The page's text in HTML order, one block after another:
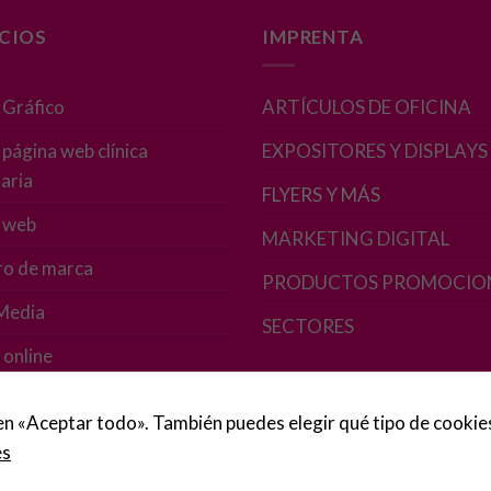
web clínica
de marca
IMPRENTA
ARTÍCULOS DE OFICINA
EXPOSITORES Y DISPLAYS
FLYERS Y MÁS
MARKETING DIGITAL
PRODUCTOS
SECTORES
«Aceptar todo». También puedes elegir qué tipo de